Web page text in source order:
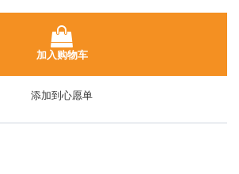
加入购物车
添加到心愿单